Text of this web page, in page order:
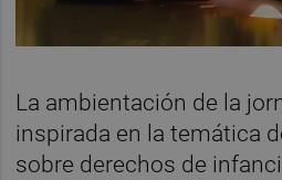
La ambientación de la
inspirada en la temática
sobre derechos de